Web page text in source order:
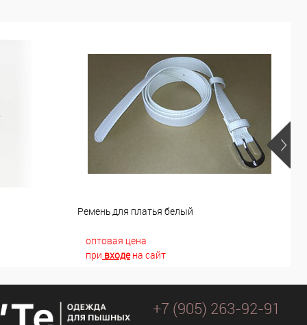
Ремень для платья белый
оптовая цена
при входена сайт
+7 (905) 263-92-91